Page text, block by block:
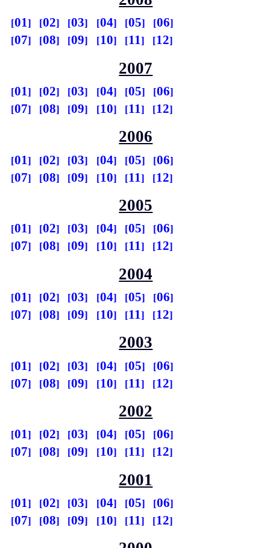
01 02 03 04 05
06
07
08 09 10 11 12
2007
01 02 03 04 05
06
07
08 09 10 11 12
2006
01 02 03 04 05
06
07
08 09 10 11 12
2005
01 02 03 04 05
06
07
08 09 10 11 12
2004
01 02 03 04 05
06
07
08 09 10 11 12
2003
01 02 03 04 05
06
07
08 09 10 11 12
2002
01 02 03 04 05
06
07
08 09 10 11 12
2001
01 02 03 04 05
06
07
08 09 10 11 12